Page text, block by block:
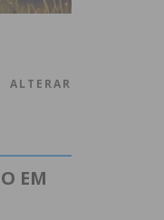
ALTERAR
EM